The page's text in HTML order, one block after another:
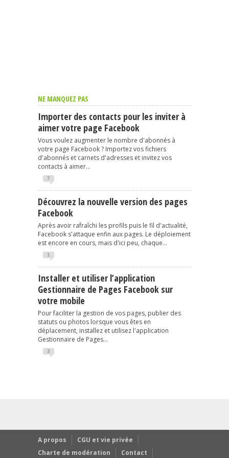
NE MANQUEZ PAS
Importer des contacts pour les inviter à
aimer votre page Facebook
Vous voulez augmenter le nombre d'abonnés à
votre page Facebook ? Importez vos fichiers
d'abonnés et carnets d'adresses et invitez vos
contacts à aimer...
7
Découvrez la nouvelle version des pages
Facebook
Après avoir rafraîchi les profils puis le fil d'actualité,
Facebook s'attaque enfin aux pages. Le déploiement
est encore en cours, mais d'ici peu, chaque...
1
Installer et utiliser l’application
Gestionnaire de Pages Facebook sur
votre mobile
Pour faciliter la gestion de vos pages, publier des
statuts ou photos lorsque vous êtes en
déplacement, installez et utilisez l'application
Gestionnaire de Pages...
3
A propos
CGU et vie privée
Charte de modération
Contact